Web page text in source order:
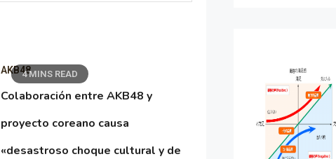
4 MINS READ
AKB48
Colaboración entre AKB48 y
proyecto coreano causa
«desastroso choque cultural y de